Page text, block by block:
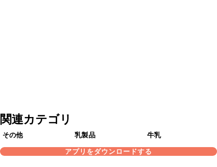
関連カテゴリ
その他 乳製品
牛乳
アプリをダウンロードする